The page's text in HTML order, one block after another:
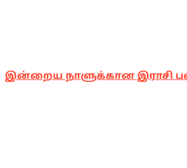
இன்றைய நாளுக்கான இராசி